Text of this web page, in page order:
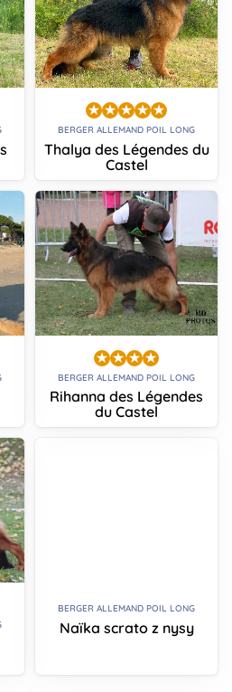
BERGER ALLEMAND POIL LONG
Thalya des Légendes du
Castel
BERGER ALLEMAND POIL LONG
Rihanna des Légendes
du Castel
BERGER ALLEMAND POIL LONG
Naïka scrato z nysy